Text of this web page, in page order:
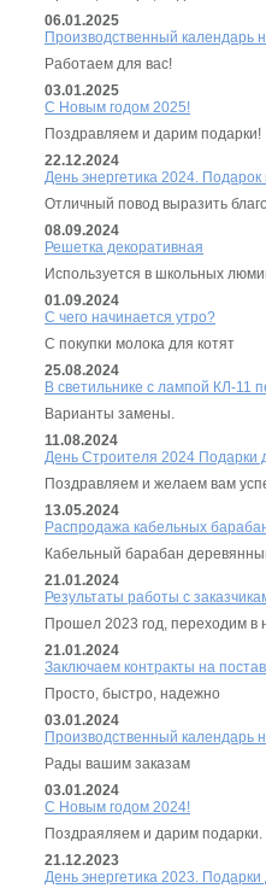
06.01.2025
Производственный календарь
Работаем для вас!
03.01.2025
С Новым годом 2025!
Поздравляем и дарим подарки!
22.12.2024
День энергетика 2024.
Отличный повод выразить
08.09.2024
Решетка декоративная
Используется в школьных
01.09.2024
С чего начинается утро?
C покупки молока для котят
25.08.2024
В светильнике с лампой КЛ-11
Варианты замены.
11.08.2024
День Строителя 2024 Подарки
Поздравляем и желаем вам
13.05.2024
Распродажа кабельных
Кабельный барабан
21.01.2024
Результаты работы с
Прошел 2023 год, переходим в
21.01.2024
Заключаем контракты на
Просто, быстро, надежно
03.01.2024
Производственный календарь
Рады вашим заказам
03.01.2024
C Новым годом 2024!
Поздраяляем и дарим подарки.
21.12.2023
День энергетика 2023.